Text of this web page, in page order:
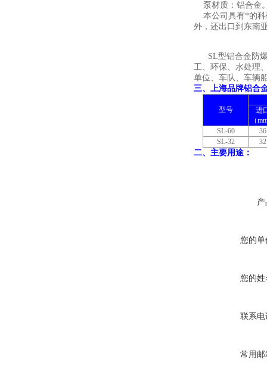
泵材质：铝合金
本公司具有*的科
外，还出口到东南
SL型铝合金防
工、环保、水处理
单位、车队、车辆
三、上海品牌铝合
型号
进
（
SL-60
36
SL-32
32
二、主要用途：
您的单
您的姓
联系电
常用邮